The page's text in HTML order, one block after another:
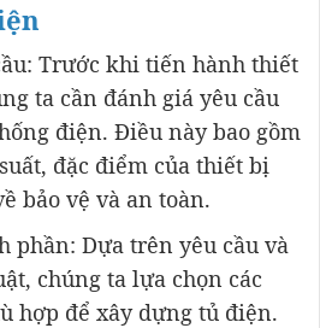
Trước khi tiến hành thiết
ta cần đánh giá yêu cầu
điện. Điều này bao gồm
đặc điểm của thiết bị
bảo vệ và an toàn.
phần: Dựa trên yêu cầu và
chúng ta lựa chọn các
hợp để xây dựng tủ điện.